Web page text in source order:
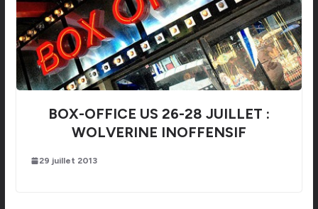
BOX-OFFICE US 26-28 JUILLET :
WOLVERINE INOFFENSIF
29 juillet 2013